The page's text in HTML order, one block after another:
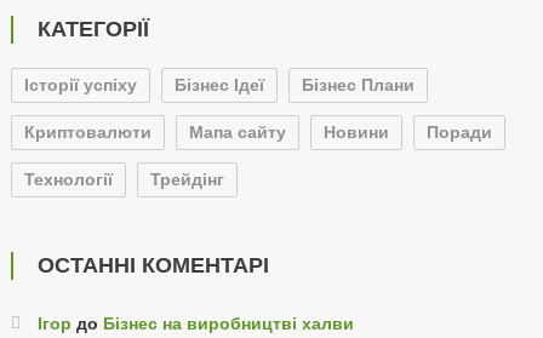
КАТЕГОРІЇ
Історії успіху Бізнес Ідеї Бізнес Плани
Криптовалюти Мапа сайту Новини Поради
Технології Трейдінг
ОСТАННІ КОМЕНТАРІ
Ігор до Бізнес на виробництві халви